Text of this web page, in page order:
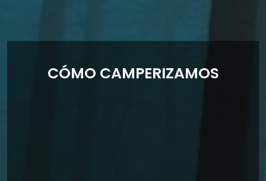
CÓMO CAMPERIZAMOS